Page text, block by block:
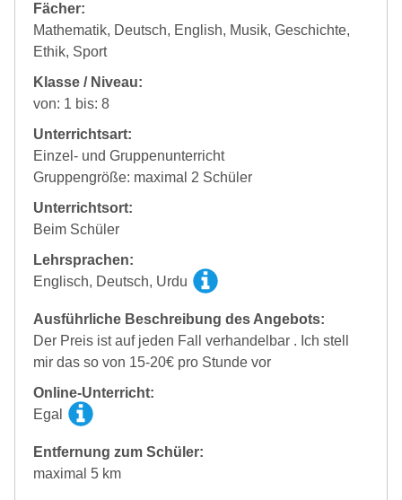
Fächer:
Mathematik, Deutsch, English, Musik, Geschichte,
Ethik, Sport
Klasse / Niveau:
von: 1 bis: 8
Unterrichtsart:
Einzel- und Gruppenunterricht
Gruppengröße: maximal 2 Schüler
Unterrichtsort:
Beim Schüler
Lehrsprachen:
Englisch, Deutsch, Urdu
Ausführliche Beschreibung des Angebots:
Der Preis ist auf jeden Fall verhandelbar . Ich stell
mir das so von 15-20€ pro Stunde vor
Online-Unterricht:
Egal
Entfernung zum Schüler:
maximal 5 km